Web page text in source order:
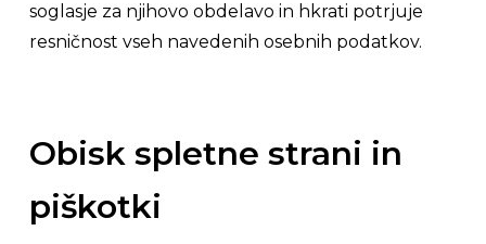
soglasje za njihovo obdelavo in hkrati potrjuje
resničnost vseh navedenih osebnih podatkov.
Obisk spletne strani in
piškotki